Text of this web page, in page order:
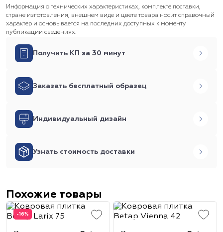
Информация о технических характеристиках, комплекте поставки,
стране изготовления, внешнем виде и цвете товара носит справочный
характер и основывается на последних доступных к моменту
публикации сведениях.
Получить КП за 30 минут
Заказать бесплатный образец
Индивидуальный дизайн
Узнать стоимость доставки
Похожие товары
-16%